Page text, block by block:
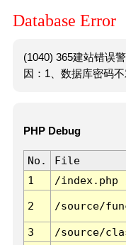
Database Error
(1040) 365建站错误
因：1、数据库密码
PHP Debug
No. File
1
/index.php
2 /source/
3 /source/